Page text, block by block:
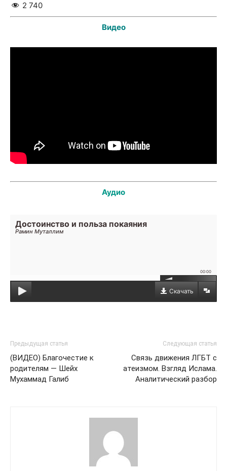
2 740
Видео
Аудио
Достоинство и польза покаяния
Рамин Муталлим
00:00
Скачать
Предыдущая статья
(ВИДЕО) Благочестие к
родителям — Шейх
Мухаммад Галиб
Следующая статья
Связь движения ЛГБТ с
атеизмом. Взгляд Ислама.
Аналитический разбор